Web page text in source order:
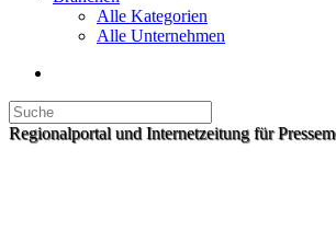
Alle Kategorien
Alle Unternehmen
Regionalportal und Internetzeitung für